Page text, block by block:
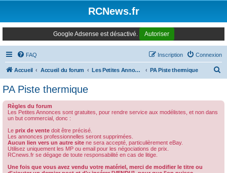
RCNews.fr
Google Adsense est désactivé. Autoriser
FAQ Connexion
Inscription
Accueil Accueil du forum Les Petites Annonces Modernes PA Piste thermique
PA Piste thermique
Règles du forum
Les Petites Annonces sont gratuites, pour rendre service aux modélistes, et non dans
un but commercial, donc :
Le prix de vente doit être précisé.
Les annonces professionnelles seront supprimées.
Aucun lien vers un autre site ne sera accepté, particulièrement eBay.
Utilisez uniquement les MP ou email pour les négociations de prix.
RCnews.fr se dégage de toute responsabilité en cas de litige.
Une fois que vous avez vendu votre matériel, merci de modifier le titre ou
Panneau de gestion des cookies